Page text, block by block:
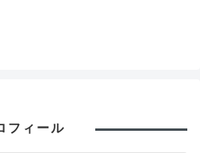
フィール